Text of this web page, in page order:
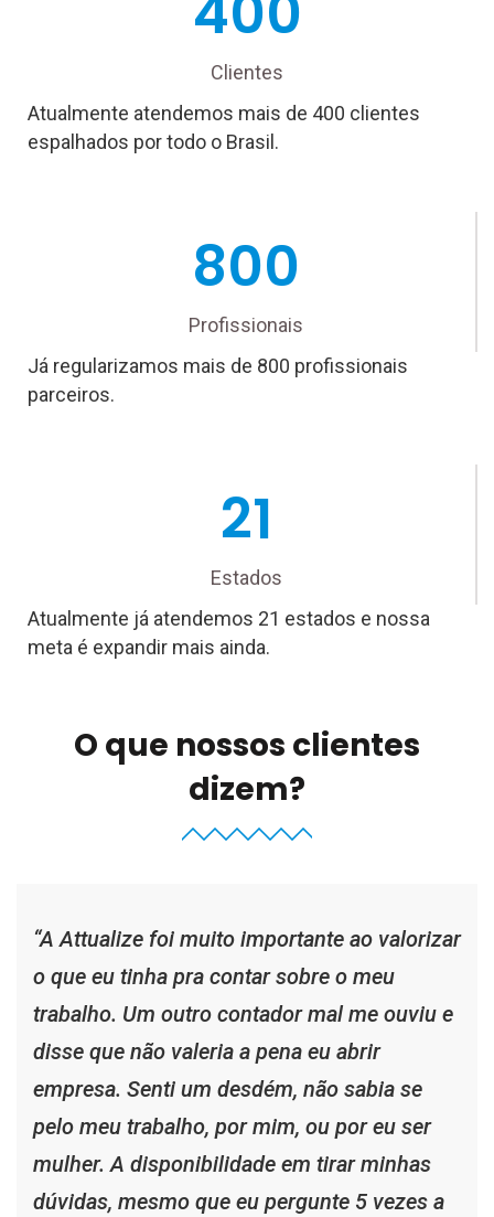
Clientes
Atualmente atendemos mais de 400 clientes
espalhados por todo o Brasil.
800
Profissionais
Já regularizamos mais de 800 profissionais
parceiros.
21
Estados
Atualmente já atendemos 21 estados e nossa
meta é expandir mais ainda.
O que nossos clientes
dizem?
“A Attualize foi muito importante ao valorizar
o que eu tinha pra contar sobre o meu
trabalho. Um outro contador mal me ouviu e
disse que não valeria a pena eu abrir
empresa. Senti um desdém, não sabia se
pelo meu trabalho, por mim, ou por eu ser
mulher. A disponibilidade em tirar minhas
dúvidas, mesmo que eu pergunte 5 vezes a